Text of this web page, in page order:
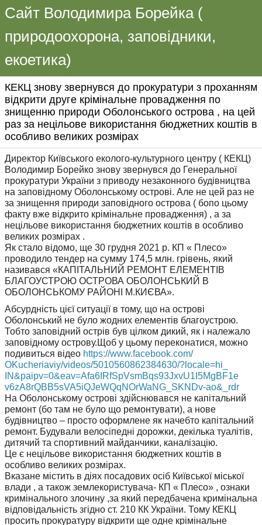
Сайт Володимира Борейка (
природоохорона, заповідники,
екоетика)
КЕКЦ знову звернувся до прокуратури з проханням
відкрити друге крімінальне провадження по
знищенню природи Оболонського острова , на цей
раз за нецільове використання бюджетних коштів в
особливо великих розмірах
Директор Київського еколого-культурного центру ( КЕКЦ)
Володимир Борейко знову звернувся до Генеральної
прокуратури України з приводу незаконного будівництва
на заповідному Оболонському острові. Але не цей раз не
за знищення природи заповідного острова ( бопо цьому
факту вже відкрито крімінальне провадження) , а за
нецільове використання бюджетних коштів в особливо
великих розмірах .
Як стало відомо, ще 30 грудня 2021 р. КП « Плесо»
проводило тендер на сумму 174,5 млн. грівень, який
називався «КАПІТАЛЬНИЙ РЕМОНТ ЕЛЕМЕНТІВ
БЛАГОУСТРОЮ ОСТРОВА ОБОЛОНСЬКИЙ В
ОБОЛОНСЬКОМУ РАЙОНІ М.КИЄВА».
Абсурдність цієї ситуації в тому, що на острові
Оболонський не було жодних елементів благоустрою.
Тобто заповідний острів був цілком дикий, як і належало
заповідному острову.Щоб у цьому переконатися, можно
подивиться відео https://www.facebook.com/
OKucheriaviy/videos/5010560862384630/?locale=hi_
IN&paipv=0&eav=Afa6IRfSpVsmBqs93JxvU1I5MgBF1e
v6zA8rQBB5sVA5iQJeWQqNOrWaNG_ SKNDv-ao&_rdr
На Оболонському острові здійснювався не капітальний
ремонт (бо там не було що ремонтувати), а нове
будівництво – просто оформлене як начебто капітальний
ремонт. Будували велосіпедні дорожки, декілька туалітів,
дитячий та спортивний майданчики, каналізацію.
Це є нецільове використання бюджетних коштів в
особливо великих розмірах.
Вказане містить в діях посадових осіб Київської міської
влади , а також землекористувача- КП « Плесо» , ознаки
кримінального злочину ,за який передбачена кримінальна
відповідальність згідно ст. 210 КК України. Тому КЕКЦ
просить прокуратуру відкрити ще одне крімінальне